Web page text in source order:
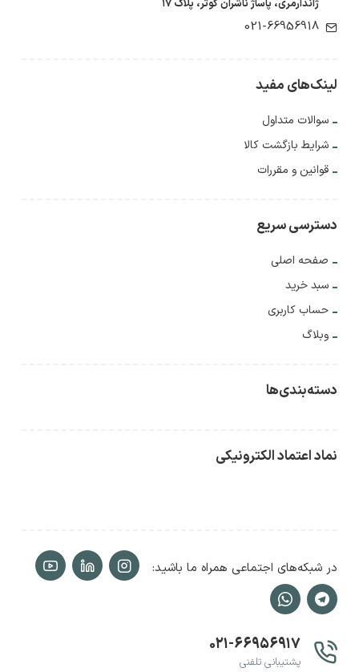
ژاندارمری، پاساژ ناشران کوثر، پلاک ۱۷
021-66956918
لینک‌های مفید
سوالات متداول
شرایط بازگشت کالا
قوانین و مقررات
دسترسی سریع
صفحه اصلی
سبد خرید
حساب کاربری
وبلاگ
دسته‌بندی‌ها
نماد اعتماد الکترونیکی
در شبکه‌های اجتماعی همراه ما باشید:
۰۲۱-۶۶۹۵۶۹۱۷
پشتیبانی تلفنی